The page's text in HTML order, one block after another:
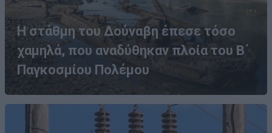
Η στάθμη του Δούναβη έπεσε τόσο
χαμηλά, που αναδύθηκαν πλοία του Β΄
Παγκοσμίου Πολέμου